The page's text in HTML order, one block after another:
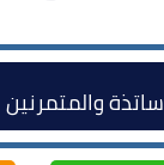
والمتمرنين